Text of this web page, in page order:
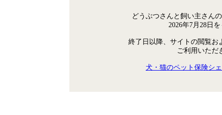
どうぶつさんと飼い主さん
2026年7月28日
終了日以降、サイトの閲覧お
ご利用いただ
犬・猫のペット保険シ